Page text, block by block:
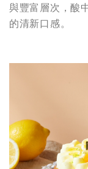
與豐富層次，酸
的清新口感。